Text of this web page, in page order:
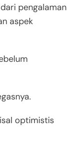
pengalaman
aspek
optimistis